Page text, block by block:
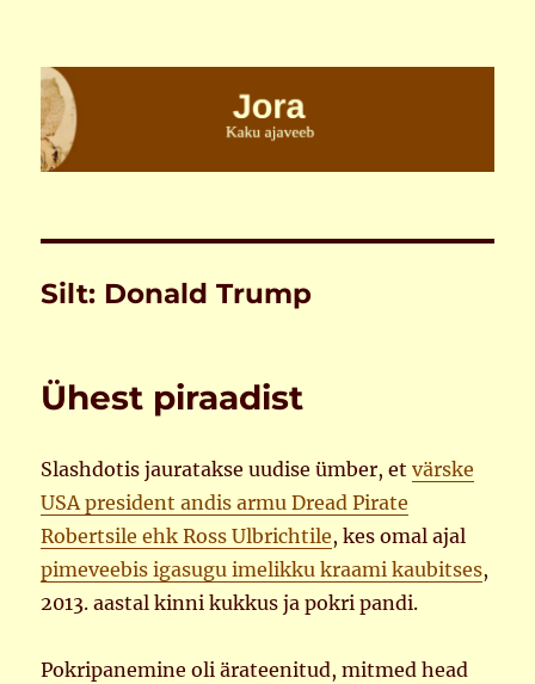
Jora
Silt: Donald Trump
Ühest piraadist
Slashdotis jauratakse uudise ümber, etvärske
USA president andis armu Dread Pirate
Robertsile ehk Ross Ulbrichtile, kes omal ajal
pimeveebis igasugu imelikku kraami kaubitses,
2013. aastal kinni kukkus ja pokri pandi.
Pokripanemine oli ärateenitud, mitmed head